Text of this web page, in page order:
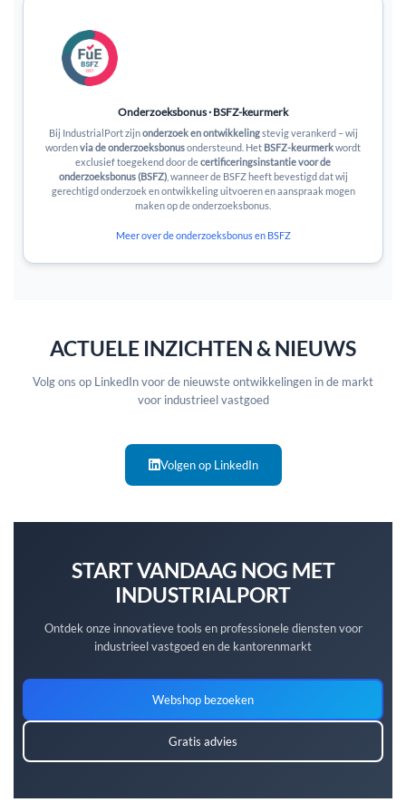
Onderzoeksbonus · BSFZ-keurmerk
Bij IndustrialPort zijnonderzoek en ontwikkelingstevig verankerd – wij
wordenvia de onderzoeksbonusondersteund. Het BSFZ-keurmerkwordt
exclusief toegekend door decertificeringsinstantie voor de
onderzoeksbonus (BSFZ), wanneer de BSFZ heeft bevestigd dat wij
gerechtigd onderzoek en ontwikkeling uitvoeren en aanspraak mogen
maken op de onderzoeksbonus.
Meer over de onderzoeksbonus en BSFZ
ACTUELE INZICHTEN & NIEUWS
Volg ons op LinkedIn voor de nieuwste ontwikkelingen in de markt
voor industrieel vastgoed
Volgen op LinkedIn
START VANDAAG NOG MET
INDUSTRIALPORT
Ontdek onze innovatieve tools en professionele diensten voor
industrieel vastgoed en de kantorenmarkt
Webshop bezoeken
Gratis advies